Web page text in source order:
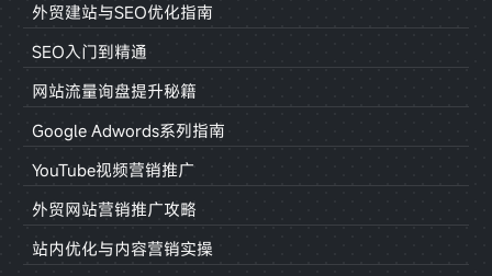
外贸建站与SEO优化指南
SEO入门到精通
网站流量询盘提升秘籍
Google Adwords系列指南
YouTube视频营销推广
外贸网站营销推广攻略
站内优化与内容营销实操